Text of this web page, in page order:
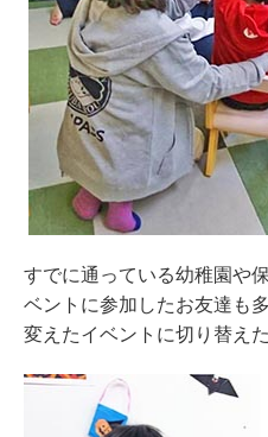
すでに通っている幼稚園や
ベントに参加したお友達も
変えたイベントに切り替え